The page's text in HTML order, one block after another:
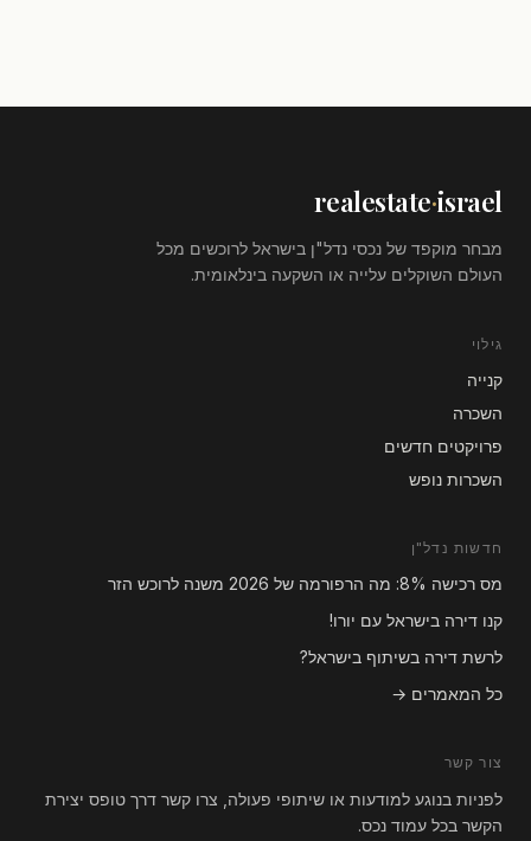
realestate·israel
מבחר מוקפד של נכסי נדל"ן בישראל לרוכשים מכל
העולם השוקלים עלייה או השקעה בינלאומית.
גילוי
קנייה
השכרה
פרויקטים חדשים
השכרות נופש
חדשות נדל"ן
מס רכישה 8%: מה הרפורמה של 2026 משנה לרוכש הזר
קנו דירה בישראל עם יורו!
לרשת דירה בשיתוף בישראל?
כל המאמרים →
צור קשר
לפניות בנוגע למודעות או שיתופי פעולה, צרו קשר דרך טופס יצירת
הקשר בכל עמוד נכס.